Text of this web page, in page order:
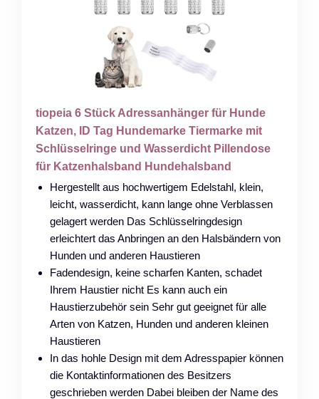
tiopeia 6 Stück Adressanhänger für Hunde
Katzen, ID Tag Hundemarke Tiermarke mit
Schlüsselringe und Wasserdicht Pillendose
für Katzenhalsband Hundehalsband
Hergestellt aus hochwertigem Edelstahl, klein,
leicht, wasserdicht, kann lange ohne Verblassen
gelagert werden Das Schlüsselringdesign
erleichtert das Anbringen an den Halsbändern von
Hunden und anderen Haustieren
Fadendesign, keine scharfen Kanten, schadet
Ihrem Haustier nicht Es kann auch ein
Haustierzubehör sein Sehr gut geeignet für alle
Arten von Katzen, Hunden und anderen kleinen
Haustieren
In das hohle Design mit dem Adresspapier können
die Kontaktinformationen des Besitzers
geschrieben werden Dabei bleiben der Name des